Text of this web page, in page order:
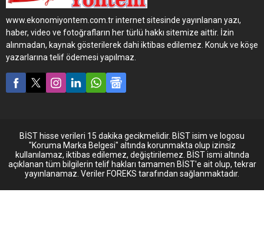
www.ekonomiyontem.com.tr internet sitesinde yayınlanan yazı,
haber, video ve fotoğrafların her türlü hakkı sitemize aittir. İzin
alınmadan, kaynak gösterilerek dahi iktibas edilemez. Konuk ve köşe
yazarlarına telif ödemesi yapılmaz.
BİST hisse verileri 15 dakika gecikmelidir. BİST isim ve logosu
"Koruma Marka Belgesi" altında korunmakta olup izinsiz
kullanılamaz, iktibas edilemez, değiştirilemez. BİST ismi altında
açıklanan tüm bilgilerin telif hakları tamamen BİST'e ait olup, tekrar
yayınlanamaz. Veriler FOREKS tarafından sağlanmaktadır.